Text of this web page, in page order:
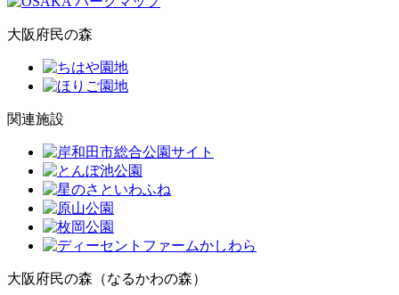
大阪府民の森
関連施設
大阪府民の森（なるかわの森）